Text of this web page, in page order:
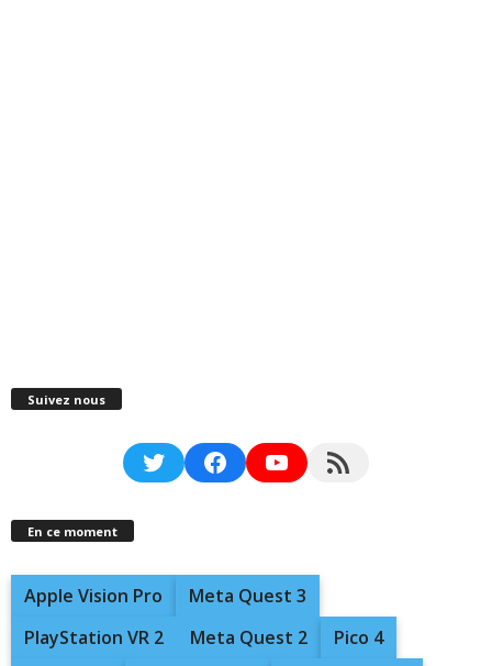
Suivez nous
TwitterFacebookYouTubeRSS Feed
En ce moment
Apple Vision Pro
Meta Quest 3
PlayStation VR 2
Meta Quest 2
Pico 4